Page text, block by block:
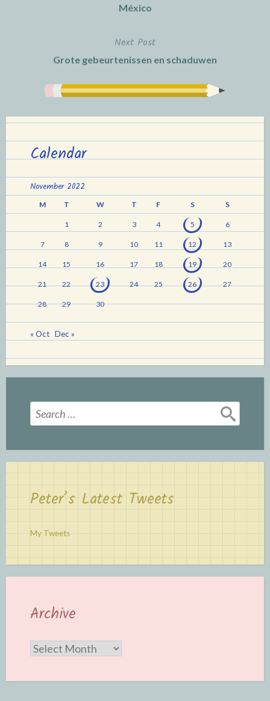
México
Next Post
Grote gebeurtenissen en schaduwen
Calendar
November 2022
M T W T F S S
1 2 3 4 5 6
7 8 9 10 11 12 13
14 15 16 17 18 19 20
21 22 23 24 25 26 27
28 29 30
« Oct Dec »
Search
for:
Peter’s Latest Tweets
My Tweets
Archive
Archive